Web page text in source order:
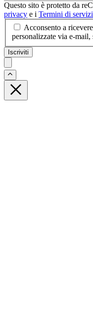
Questo sito è protetto da
privacy e i Termini di
Acconsento a
personalizzate via e-mail,
Iscriviti